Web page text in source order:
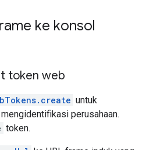
ke konsol
token web
untuk
perusahaan.
token.